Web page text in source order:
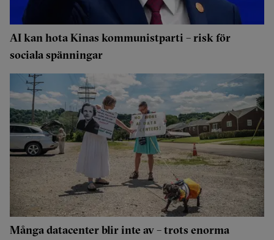
AI kan hota Kinas kommunistparti – risk för
sociala spänningar
Många datacenter blir inte av – trots enorma